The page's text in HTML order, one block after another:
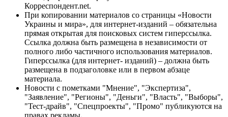
Корреспондент.net.
При копировании материалов со страницы «Новости
Украины и мира», для интернет-изданий – обязательна
прямая открытая для поисковых систем гиперссылка.
Ссылка должна быть размещена в независимости от
полного либо частичного использования материалов.
Гиперссылка (для интернет- изданий) – должна быть
размещена в подзаголовке или в первом абзаце
материала.
Новости с пометками "Мнение", "Экспертиза",
"Заявление", "Регионы", "Деньги", "Власть", "Выборы",
"Тест-драйв", "Спецпроекты", "Промо" публикуются на
правах рекламы.